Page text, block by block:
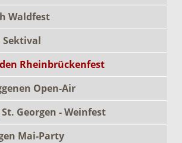
Waldfest
Sektival
Rheinbrückenfest
Open-Air
Georgen - Weinfest
Mai-Party